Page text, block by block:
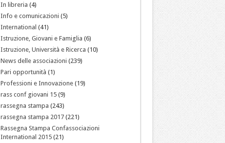
In libreria (4)
Info e comunicazioni (5)
International (41)
Istruzione, Giovani e Famiglia (6)
Istruzione, Università e Ricerca (10)
News delle associazioni (239)
Pari opportunità (1)
Professioni e Innovazione(19)
rass conf giovani 15(9)
rassegna stampa (243)
rassegna stampa 2017(221)
Rassegna Stampa Confassociazioni
International 2015(21)